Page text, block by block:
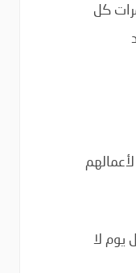
كل
أن تبدأ في إنشاء رسالتك الإخبارية من اليوم 1. كل يوم لا